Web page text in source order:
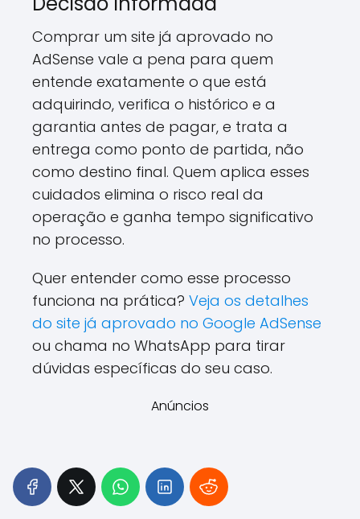
Comprar um site já aprovado no
AdSense vale a pena para quem
entende exatamente o que está
adquirindo, verifica o histórico e a
garantia antes de pagar, e trata a
entrega como ponto de partida, não
como destino final. Quem aplica esses
cuidados elimina o risco real da
operação e ganha tempo significativo
no processo.
Quer entender como esse processo
funciona na prática? Veja os detalhes
do site já aprovado no Google AdSense
ou chama no WhatsApp para tirar
dúvidas específicas do seu caso.
Anúncios